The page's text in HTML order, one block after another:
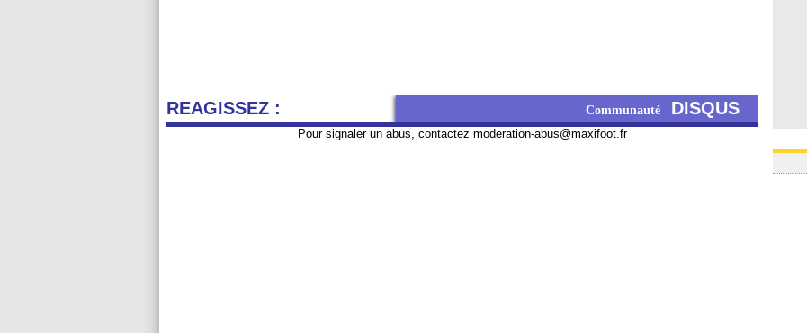
REAGISSEZ : Communauté DISQUS
Pour signaler un abus, contactez moderation-abus@maxifoot.fr